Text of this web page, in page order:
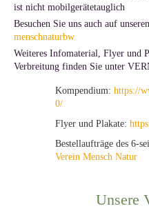
ist nicht mobilgerätetauglich
Besuchen Sie uns auch auf
menschnaturbw
Weiteres Infomaterial, Flyer und
Verbreitung finden Sie unter
Kompendium: https://
0/
Flyer und Plakate:
Bestellaufträge des 6-
Verein Mensch Natur
Unsere